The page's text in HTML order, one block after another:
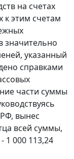
на счетах
к этим счетам
значительно
указанный
справками
части суммы
вынес
всей суммы,
1 000 113,24